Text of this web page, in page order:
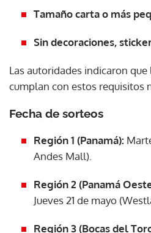
Tamaño carta o más
Sin decoraciones,
Las autoridades indicaron
cumplan con estos requisitos
Fecha de sorteos
Región 1 (Panamá):
Andes Mall).
Región 2 (Panamá
Jueves 21 de mayo
Región 3 (Bocas del